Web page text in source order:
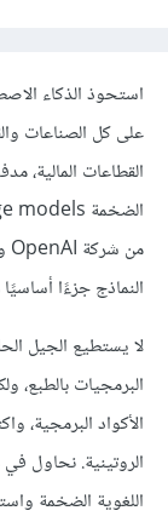
استحوذ الذكاء
على كل الصناعات
القطاعات المالية،
النماذج جزءًا
لا يستطيع الجيل
البرمجيات بالطبع،
الأكواد البرمجية،
الروتينية. نحاول
اللغوية الضخمة